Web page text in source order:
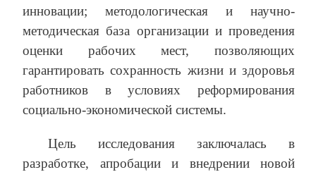
инновации; методологическая и научно-
методическая база организации и проведения
оценки рабочих мест, позволяющих
гарантировать сохранность жизни и здоровья
работников в условиях реформирования
социально-экономической системы.
Цель исследования заключалась в
разработке, апробации и внедрении новой